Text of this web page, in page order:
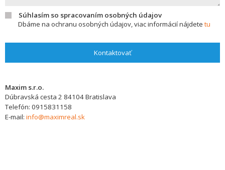
Súhlasím so spracovaním osobných údajov
Dbáme na ochranu osobných údajov, viac informácií nájdete tu
Kontaktovať
Maxim s.r.o.
Dúbravská cesta 2 84104Bratislava
Telefón: 0915831158
E-mail: info@maximreal.sk